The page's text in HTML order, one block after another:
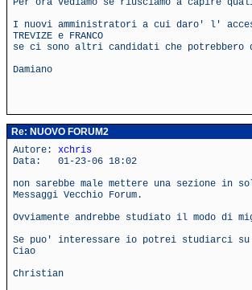
Per ora vediamo se riusciamo a capire
I nuovi amministratori a cui daro' l'
TREVIZE e FRANCO
se ci sono altri candidati che
Damiano
Re: NUOVO FORUM2
Autore: xchris
Data: 01-23-06 18:02
non sarebbe male mettere una sezione in
Messaggi Vecchio Forum.
Ovviamente andrebbe studiato il modo di
Se puo' interessare io potrei studiarci
Ciao
Christian